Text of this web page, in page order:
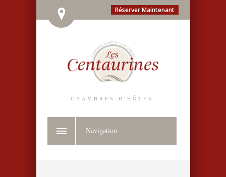
Réserver Maintenant
CHAMBRES D'HÔTES
Navigation